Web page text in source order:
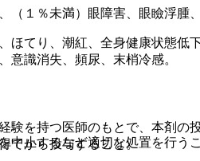
１％未満）眼障害、眼瞼浮腫
てり、潮紅、全身健康状態低
識消失、頻尿、末梢冷感。
を持つ医師のもとで、本剤の
てから投与すること。
止するなど適切な処置を行うこ